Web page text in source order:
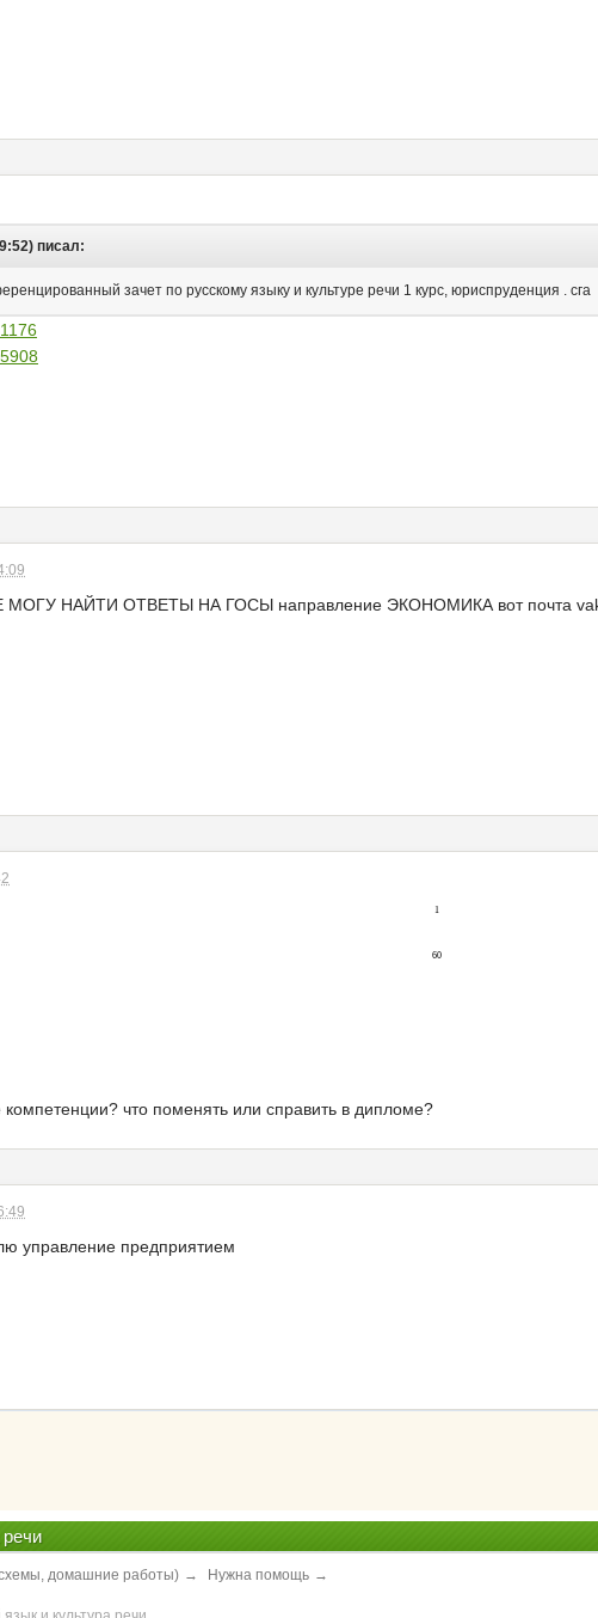
писал:
зачет по русскому языку и культуре речи 1 курс, юриспруденция . сга
НАЙТИ ОТВЕТЫ НА ГОСЫ направление ЭКОНОМИКА вот почта
1
60
компетенции? что поменять или справить в дипломе?
управление предприятием
домашние работы) → Нужна помощь →